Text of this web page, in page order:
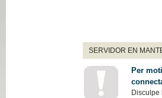
SERVIDOR EN
Per
Disculpe